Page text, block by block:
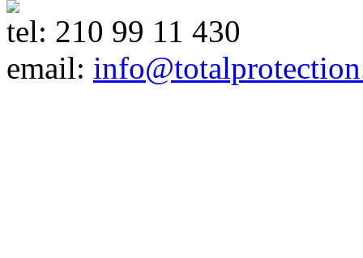
tel: 210 99 11 430
email: